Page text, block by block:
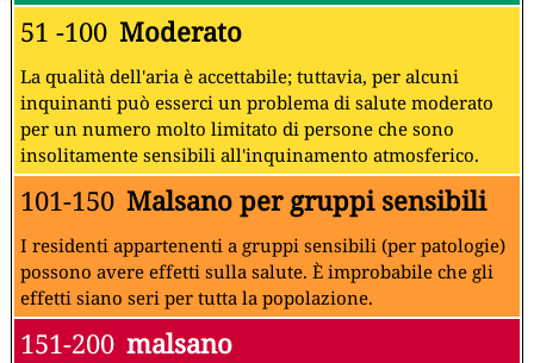
51 -100 Moderato
La qualità dell'aria è accettabile; tuttavia, per alcuni
inquinanti può esserci un problema di salute moderato
per un numero molto limitato di persone che sono
insolitamente sensibili all'inquinamento atmosferico.
101-150 Malsano per gruppi sensibili
I residenti appartenenti a gruppi sensibili (per patologie)
possono avere effetti sulla salute. È improbabile che gli
effetti siano seri per tutta la popolazione.
151-200 malsano